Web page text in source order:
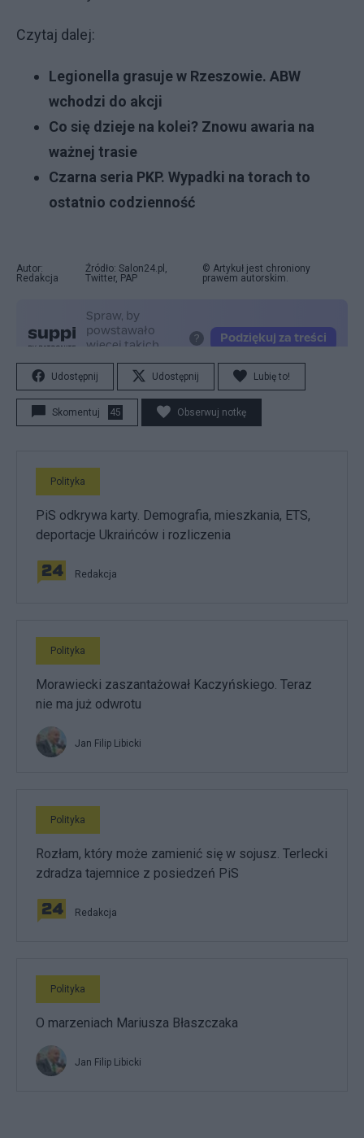
Czytaj dalej:
Legionella grasuje w Rzeszowie. ABW
wchodzi do akcji
Co się dzieje na kolei? Znowu awaria na
ważnej trasie
Czarna seria PKP. Wypadki na torach to
ostatnio codzienność
Autor:
Redakcja
Źródło: Salon24.pl,
Twitter, PAP
© Artykuł jest chroniony
prawem autorskim.
Udostępnij Udostępnij Lubię to!
Skomentuj 45 Obserwuj notkę
Polityka
PiS odkrywa karty. Demografia, mieszkania, ETS,
deportacje Ukraińców i rozliczenia
Redakcja
Polityka
Morawiecki zaszantażował Kaczyńskiego. Teraz
nie ma już odwrotu
Jan Filip Libicki
Polityka
Rozłam, który może zamienić się w sojusz. Terlecki
zdradza tajemnice z posiedzeń PiS
Redakcja
Polityka
O marzeniach Mariusza Błaszczaka
Jan Filip Libicki